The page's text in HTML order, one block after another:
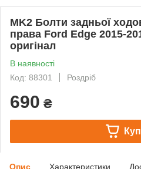
MK2 Болти задньої
права Ford Edge 2015-
оригінал
В наявності
Код: 88301
Роздріб
690 ₴
Опис Характеристики